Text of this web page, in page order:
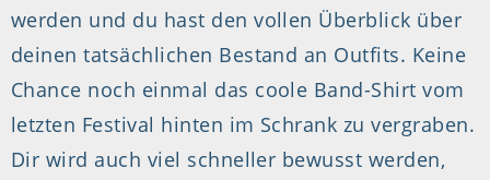
werden und du hast den vollen Überblick über
deinen tatsächlichen Bestand an Outfits. Keine
Chance noch einmal das coole Band-Shirt vom
letzten Festival hinten im Schrank zu vergraben.
Dir wird auch viel schneller bewusst werden,